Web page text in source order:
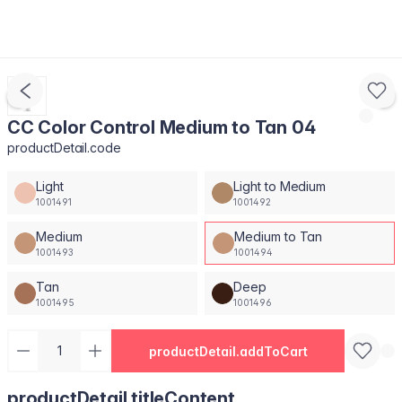
CC Color Control Medium to Tan 04
productDetail.code
Light
1001491
Light to Medium
1001492
Medium
1001493
Medium to Tan
1001494
Tan
1001495
Deep
1001496
productDetail.addToCart